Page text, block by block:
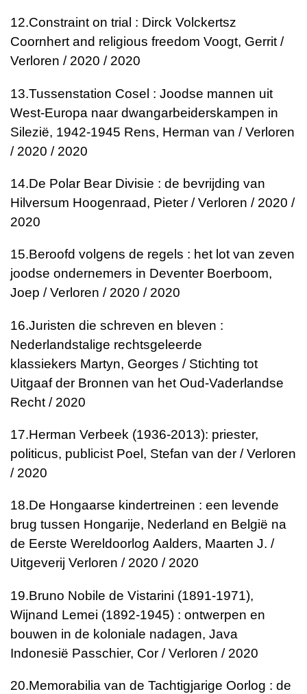
12.Constraint on trial : Dirck Volckertsz
Coornhert and religious freedom Voogt, Gerrit /
Verloren / 2020 / 2020
13.Tussenstation Cosel : Joodse mannen uit
West-Europa naar dwangarbeiderskampen in
Silezië, 1942-1945 Rens, Herman van / Verloren
/ 2020 / 2020
14.De Polar Bear Divisie : de bevrijding van
Hilversum Hoogenraad, Pieter / Verloren / 2020 /
2020
15.Beroofd volgens de regels : het lot van zeven
joodse ondernemers in Deventer Boerboom,
Joep / Verloren / 2020 / 2020
16.Juristen die schreven en bleven :
Nederlandstalige rechtsgeleerde
klassiekers Martyn, Georges / Stichting tot
Uitgaaf der Bronnen van het Oud-Vaderlandse
Recht / 2020
17.Herman Verbeek (1936-2013): priester,
politicus, publicist Poel, Stefan van der / Verloren
/ 2020
18.De Hongaarse kindertreinen : een levende
brug tussen Hongarije, Nederland en België na
de Eerste Wereldoorlog Aalders, Maarten J. /
Uitgeverij Verloren / 2020 / 2020
19.Bruno Nobile de Vistarini (1891-1971),
Wijnand Lemei (1892-1945) : ontwerpen en
bouwen in de koloniale nadagen, Java
Indonesië Passchier, Cor / Verloren / 2020
20.Memorabilia van de Tachtigjarige Oorlog : de